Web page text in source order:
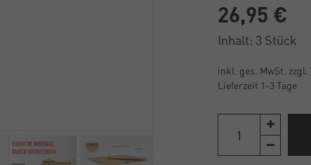
26,95 €
Inhalt: 3 Stück
inkl. ges. MwSt. zzgl.
Lieferzeit 1-3 Tage